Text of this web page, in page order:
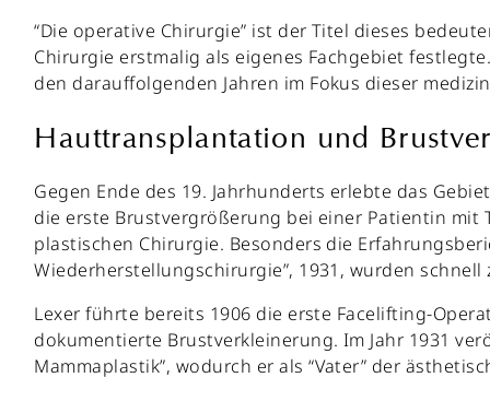
“Die operative Chirurgie” ist der Titel dieses
Chirurgie erstmalig als eigenes Fachgebiet
den darauffolgenden Jahren im Fokus dieser
Hauttransplantation und
Gegen Ende des 19. Jahrhunderts erlebte das
die erste Brustvergrößerung bei einer Patientin mit
plastischen Chirurgie. Besonders die
Wiederherstellungschirurgie”, 1931, wurden
Lexer führte bereits 1906 die erste Facelifting-
dokumentierte Brustverkleinerung. Im Jahr 1931
Mammaplastik”, wodurch er als “Vater” der